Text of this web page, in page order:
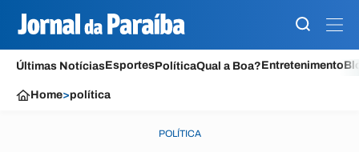
Últimas NotíciasEsportesPolíticaQual a Boa?Entretenimento
Home>política
POLÍTICA